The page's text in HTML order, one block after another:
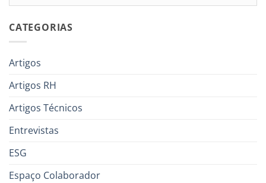
CATEGORIAS
Artigos
Artigos RH
Artigos Técnicos
Entrevistas
ESG
Espaço Colaborador